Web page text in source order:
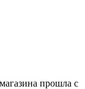
прошла с